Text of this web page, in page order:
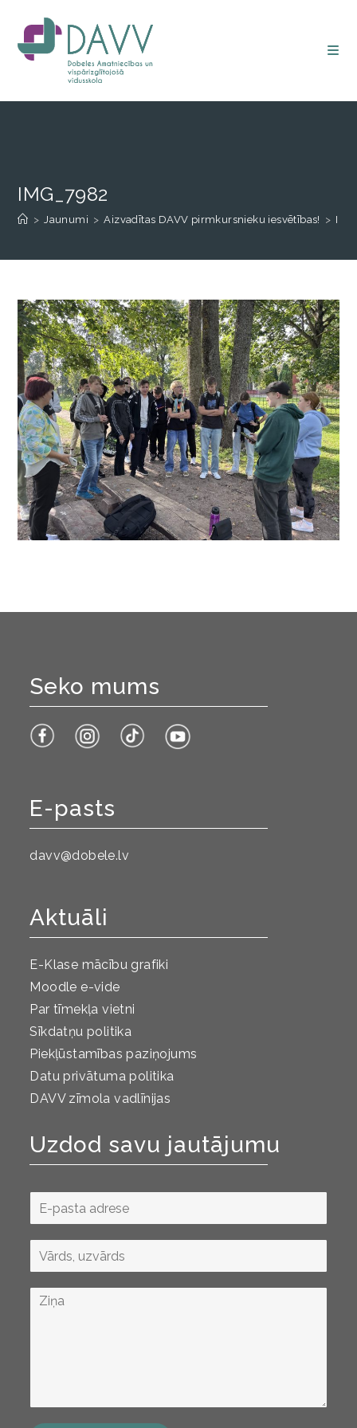
IMG_7982
> Jaunumi > Aizvadītas DAVV pirmkursnieku iesvētības! >
Seko mums
E-pasts
davv@dobele.lv
Aktuāli
E-Klase mācību grafiki
Moodle e-vide
Par tīmekļa vietni
Sīkdatņu politika
Piekļūstamības paziņojums
Datu privātuma politika
DAVV zīmola vadlīnijas
Uzdod savu jautājumu